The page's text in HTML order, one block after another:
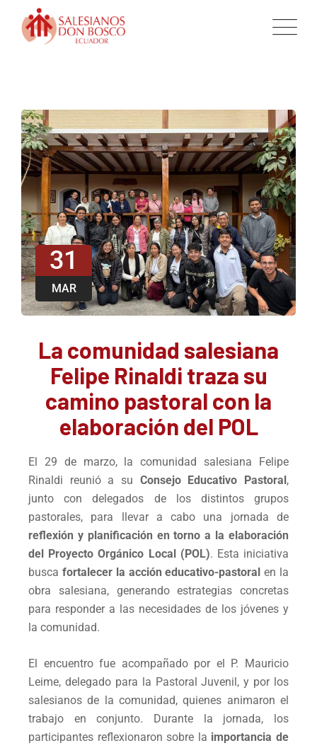
31
MAR
La comunidad salesiana
Felipe Rinaldi traza su
camino pastoral con la
elaboración del POL
El 29 de marzo, la comunidad salesiana Felipe
Rinaldi reunió a su Consejo Educativo Pastoral,
junto con delegados de los distintos grupos
pastorales, para llevar a cabo una jornada de
reflexión y planificación en torno a la elaboración
del Proyecto Orgánico Local (POL). Esta iniciativa
busca fortalecer la acción educativo-pastoral en la
obra salesiana, generando estrategias concretas
para responder a las necesidades de los jóvenes y
la comunidad.
El encuentro fue acompañado por el P. Mauricio
Leime, delegado para la Pastoral Juvenil, y por los
salesianos de la comunidad, quienes animaron el
trabajo en conjunto. Durante la jornada, los
participantes reflexionaron sobre la importancia de